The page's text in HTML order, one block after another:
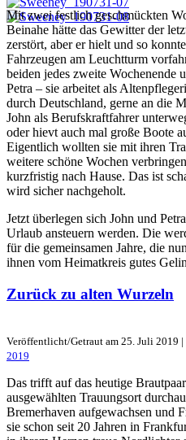
Mit zwei festlich geschmückten
Beinahe hätte das Gewitter der
zerstört, aber er hielt und so
Fahrzeugen am Leuchtturm
beiden jedes zweite Wochenende
Petra – sie arbeitet als
durch Deutschland, gerne an die
John als Berufskraftfahrer
oder hievt auch mal große Boote
Eigentlich wollten sie mit ihren
weitere schöne Wochen
kurzfristig nach Hause. Das ist
wird sicher nachgeholt.
Jetzt überlegen sich John und
Urlaub ansteuern werden. Die
für die gemeinsamen Jahre, die
ihnen vom Heimatkreis gutes
Zurück zu alten Wurzeln
Veröffentlicht/Getraut am 25. Juli 2019
2019
Das trifft auf das heutige
ausgewählten Trauungsort
Bremerhaven aufgewachsen und
sie schon seit 20 Jahren in